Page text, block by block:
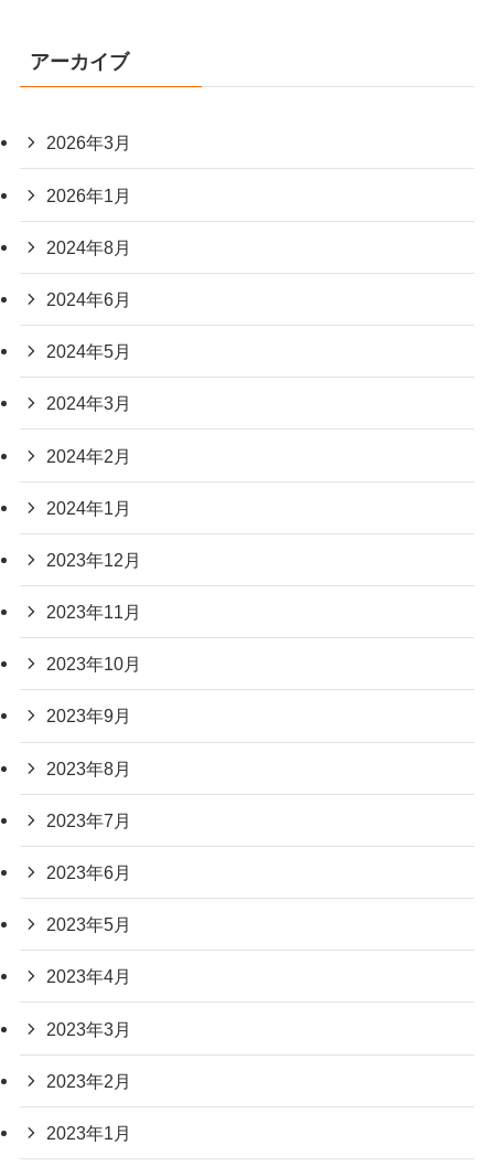
アーカイブ
2026年3月
2026年1月
2024年8月
2024年6月
2024年5月
2024年3月
2024年2月
2024年1月
2023年12月
2023年11月
2023年10月
2023年9月
2023年8月
2023年7月
2023年6月
2023年5月
2023年4月
2023年3月
2023年2月
2023年1月